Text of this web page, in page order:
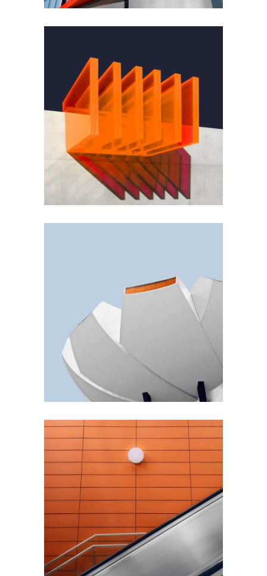
GREEN DESIGN
Small Pavilions
Akoya Building
FORM
Minimal Design